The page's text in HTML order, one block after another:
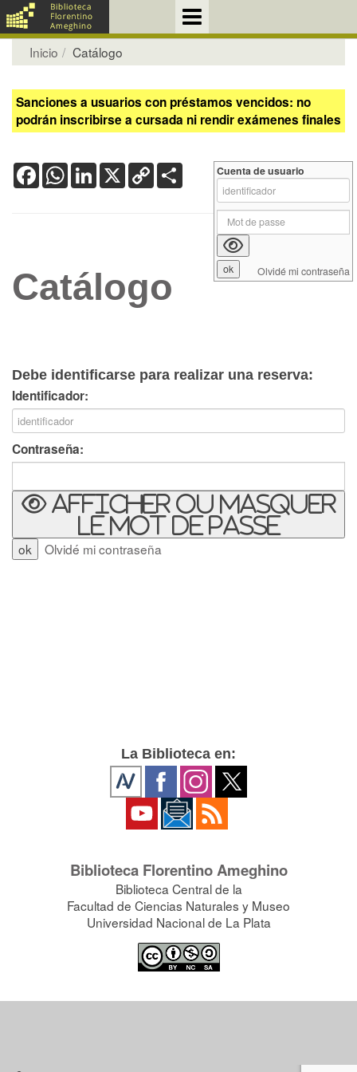
Inicio Catálogo
Sanciones a usuarios con préstamos vencidos: no
podrán inscribirse a cursada ni rendir exámenes finales
FacebookWhatsApp
LinkedIn
X Copy
Link
Catálogo
Debe identificarse para realizar una reserva:
Identificador:
Contraseña:
Afficher ou masquer
le mot de passe
Olvidé mi contraseña
Cuenta de usuario
Olvidé mi contraseña
La Biblioteca en:
Biblioteca Florentino Ameghino
Biblioteca Central de la
Facultad de Ciencias Naturales y Museo
Universidad Nacional de La Plata